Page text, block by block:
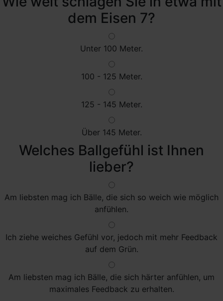
dem Eisen 7?
Unter 100 Meter.
100 - 125 Meter.
125 - 145 Meter.
Über 145 Meter.
Welches Ballgefühl ist Ihnen
lieber?
Am liebsten mag ich Bälle, die sich so weich wie möglich
anfühlen.
Ich ziehe weiches Gefühl vor, jedoch mit mehr Feedback
auf dem Grün.
Am liebsten mag ich Bälle, die sich härter anfühlen, um
maximales Feedback zu erhalten.